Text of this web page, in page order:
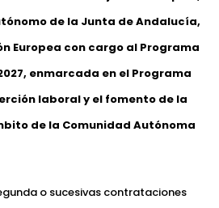
de la Junta de Andalucía,
Europea con cargo al Programa
enmarcada en el Programa
laboral y el fomento de la
de la Comunidad Autónoma
o sucesivas contrataciones